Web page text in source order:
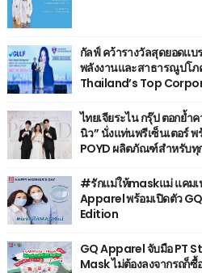
กัลฟ์ คว้ารางวัลสุดยอดแ
พลังงานและสาธารณูปโภ
Thailand’s Top
ไทยเจียระไน กรุ๊ป ตอกย้
นิว” นั่งแท่นพรีเซ็นเตอร์ พ
POYD ผลิตภัณฑ์สำหรับทุ
#รักแม่ให้maskแม่ แคม
Apparel พร้อมเปิดตัว
Edition
GQ Apparel จับมือ PT
Mask ไม่ต้องลงจากรถก็ซื้